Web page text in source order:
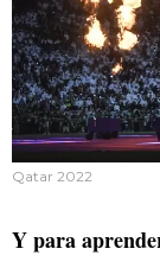
Qatar 2022
Y para